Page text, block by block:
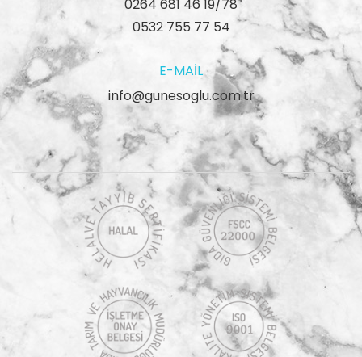
0264 681 46 19/78
0532 755 77 54
E-MAIL
info@gunesoglu.com.tr